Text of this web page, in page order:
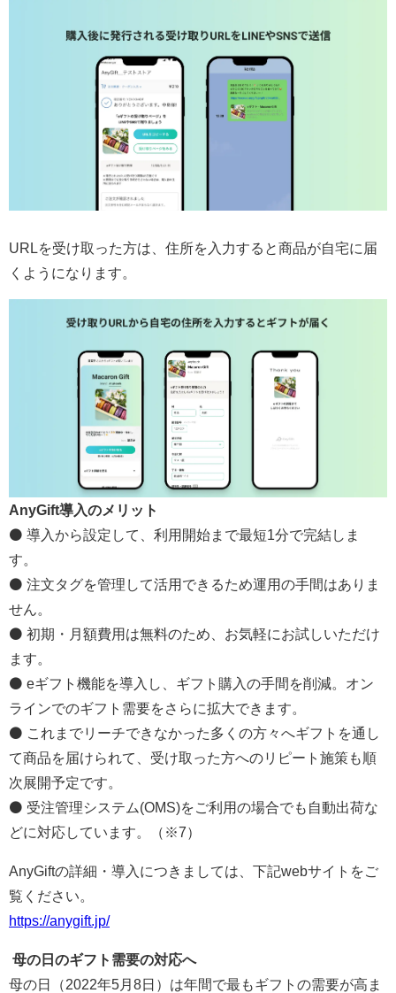
URLを受け取った方は、住所を入力すると商品が自宅に届
くようになります。
AnyGift導入のメリット
⚫ 導入から設定して、利用開始まで最短1分で完結しま
す。
⚫ 注文タグを管理して活用できるため運用の手間はありま
せん。
⚫ 初期・月額費用は無料のため、お気軽にお試しいただけ
ます。
⚫ eギフト機能を導入し、ギフト購入の手間を削減。オン
ラインでのギフト需要をさらに拡大できます。
⚫ これまでリーチできなかった多くの方々へギフトを通し
て商品を届けられて、受け取った方へのリピート施策も順
次展開予定です。
⚫ 受注管理システム(OMS)をご利用の場合でも自動出荷な
どに対応しています。（※7）
AnyGiftの詳細・導入につきましては、下記webサイトをご
覧ください。
https://anygift.jp/
母の日のギフト需要の対応へ
母の日（2022年5月8日）は年間で最もギフトの需要が高ま